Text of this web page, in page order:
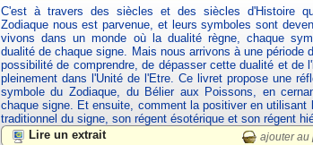
C'est à travers des siècles et des siècles d'Histoire
Zodiaque nous est parvenue, et leurs symboles sont
vivons dans un monde où la dualité règne, chaque
dualité de chaque signe. Mais nous arrivons à une période
possibilité de comprendre, de dépasser cette dualité et de
pleinement dans l'Unité de l'Etre. Ce livret propose une
symbole du Zodiaque, du Bélier aux Poissons, en
chaque signe. Et ensuite, comment la positiver en
traditionnel du signe, son régent ésotérique et son régent
Lire un extrait
ajouter au